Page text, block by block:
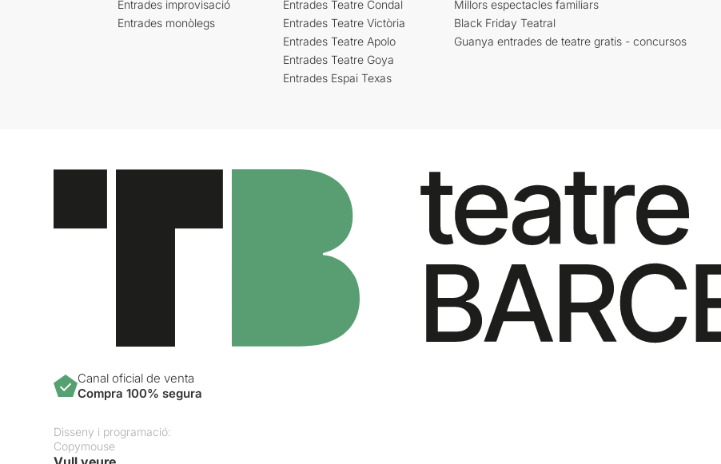
Entrades improvisació
Entrades monòlegs
Entrades Teatre Condal
Entrades Teatre Victòria
Entrades Teatre Apolo
Entrades Teatre Goya
Entrades Espai Texas
Millors espectacles familiars
Black Friday Teatral
Guanya entrades de teatre gratis - concursos
Canal oficial de venta
Compra 100% segura
Disseny i programació:
Copymouse